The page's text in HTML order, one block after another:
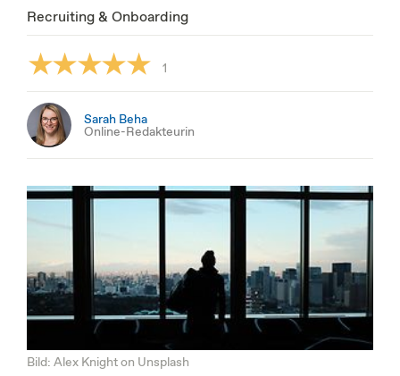
Recruiting & Onboarding
1
Sarah Beha
Online-Redakteurin
Bild: Alex Knight on Unsplash